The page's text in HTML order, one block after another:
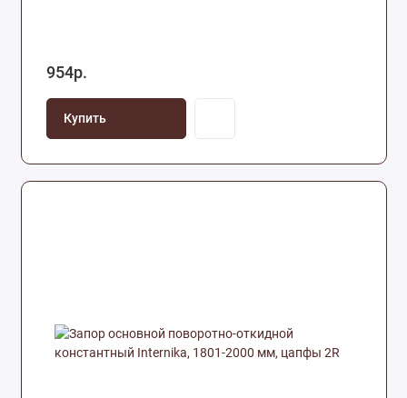
954р.
Купить